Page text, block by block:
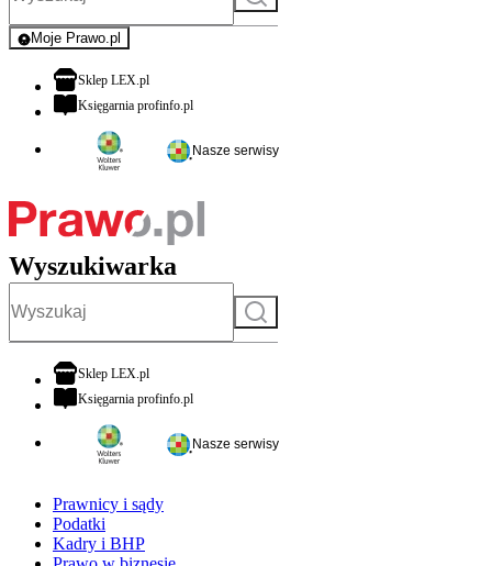
Moje Prawo.pl
- rejestracja i logowanie do serwisu
Sklep LEX.plotwiera się w nowej karcie
Księgarnia profinfo.plotwiera się w nowej karcie
Nasze serwisy
Wyszukiwarka
Szukaj
Sklep LEX.plotwiera się w nowej karcie
Księgarnia profinfo.plotwiera się w nowej karcie
Nasze serwisy
Prawnicy i sądy
Podatki
Kadry i BHP